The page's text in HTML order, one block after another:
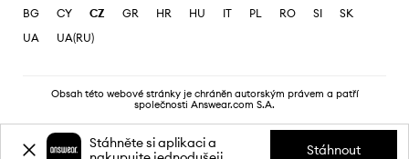
BG CY CZ GR HR HU IT PL RO SI
SK
UA
UA(RU)
Obsah této webové stránky je chráněn autorským právem a patří
společnosti Answear.com S.A.
Stáhněte si aplikaci a
Stáhnout